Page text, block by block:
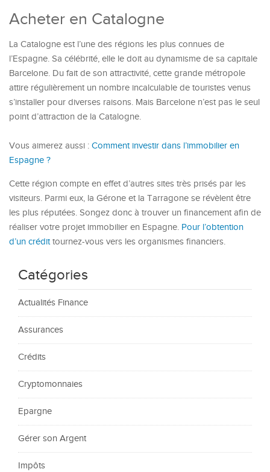
Acheter en Catalogne
La Catalogne est l’une des régions les plus connues de
l’Espagne. Sa célébrité, elle le doit au dynamisme de sa capitale
Barcelone. Du fait de son attractivité, cette grande métropole
attire régulièrement un nombre incalculable de touristes venus
s’installer pour diverses raisons. Mais Barcelone n’est pas le seul
point d’attraction de la Catalogne.
Vous aimerez aussi : Comment investir dans l’immobilier en
Espagne ?
Cette région compte en effet d’autres sites très prisés par les
visiteurs. Parmi eux, la Gérone et la Tarragone se révèlent être
les plus réputées. Songez donc à trouver un financement afin de
réaliser votre projet immobilier en Espagne. Pour l’obtention
d’un crédittournez-vous vers les organismes financiers.
Catégories
Actualités Finance
Assurances
Crédits
Cryptomonnaies
Epargne
Gérer son Argent
Impôts